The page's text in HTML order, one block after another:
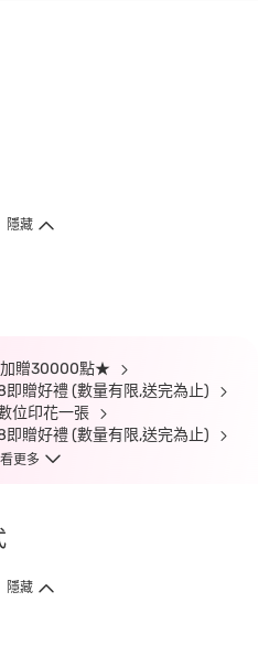
隱藏
贈30000點★
贈好禮 (數量有限,送完為止)
位印花一張
贈好禮 (數量有限,送完為止)
看更多
隱藏